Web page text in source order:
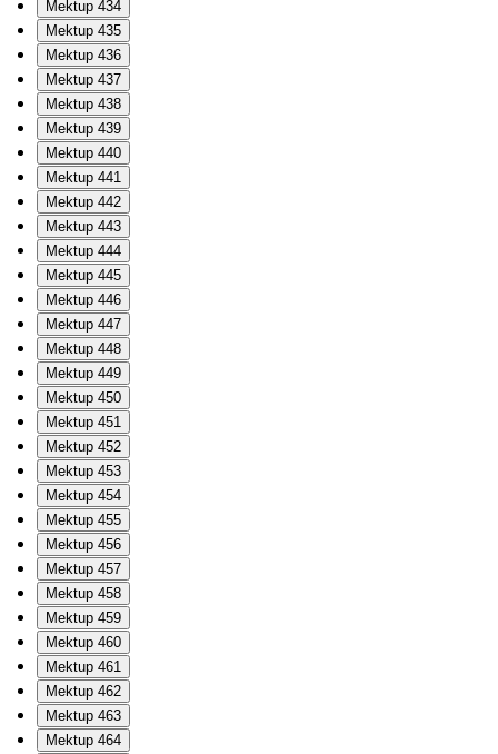
Mektup 434
Mektup 435
Mektup 436
Mektup 437
Mektup 438
Mektup 439
Mektup 440
Mektup 441
Mektup 442
Mektup 443
Mektup 444
Mektup 445
Mektup 446
Mektup 447
Mektup 448
Mektup 449
Mektup 450
Mektup 451
Mektup 452
Mektup 453
Mektup 454
Mektup 455
Mektup 456
Mektup 457
Mektup 458
Mektup 459
Mektup 460
Mektup 461
Mektup 462
Mektup 463
Mektup 464